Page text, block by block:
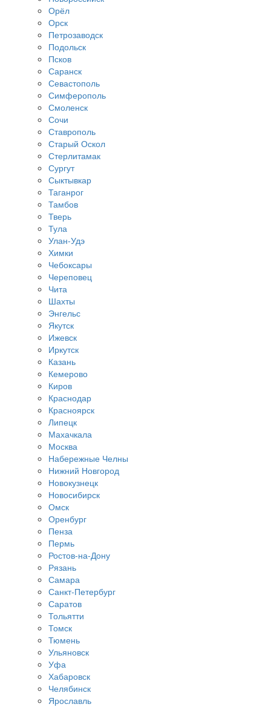
Орёл
Орск
Петрозаводск
Подольск
Псков
Саранск
Севастополь
Симферополь
Смоленск
Сочи
Ставрополь
Старый Оскол
Стерлитамак
Сургут
Сыктывкар
Таганрог
Тамбов
Тверь
Тула
Улан-Удэ
Химки
Чебоксары
Череповец
Чита
Шахты
Энгельс
Якутск
Ижевск
Иркутск
Казань
Кемерово
Киров
Краснодар
Красноярск
Липецк
Махачкала
Москва
Набережные Челны
Нижний Новгород
Новокузнецк
Новосибирск
Омск
Оренбург
Пенза
Пермь
Ростов-на-Дону
Рязань
Самара
Санкт-Петербург
Саратов
Тольятти
Томск
Тюмень
Ульяновск
Уфа
Хабаровск
Челябинск
Ярославль